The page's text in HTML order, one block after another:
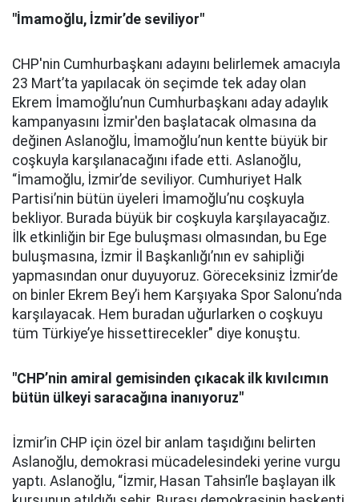
"İmamoğlu, İzmir’de seviliyor"
CHP'nin Cumhurbaşkanı adayını belirlemek amacıyla
23 Mart’ta yapılacak ön seçimde tek aday olan
Ekrem İmamoğlu’nun Cumhurbaşkanı aday adaylık
kampanyasını İzmir'den başlatacak olmasına da
değinen Aslanoğlu, İmamoğlu’nun kentte büyük bir
coşkuyla karşılanacağını ifade etti. Aslanoğlu,
“İmamoğlu, İzmir’de seviliyor. Cumhuriyet Halk
Partisi’nin bütün üyeleri İmamoğlu’nu coşkuyla
bekliyor. Burada büyük bir coşkuyla karşılayacağız.
İlk etkinliğin bir Ege buluşması olmasından, bu Ege
buluşmasına, İzmir İl Başkanlığı’nın ev sahipliği
yapmasından onur duyuyoruz. Göreceksiniz İzmir’de
on binler Ekrem Bey’i hem Karşıyaka Spor Salonu’nda
karşılayacak. Hem buradan uğurlarken o coşkuyu
tüm Türkiye’ye hissettirecekler" diye konuştu.
"CHP’nin amiral gemisinden çıkacak ilk kıvılcımın
bütün ülkeyi saracağına inanıyoruz"
İzmir’in CHP için özel bir anlam taşıdığını belirten
Aslanoğlu, demokrasi mücadelesindeki yerine vurgu
yaptı. Aslanoğlu, “İzmir, Hasan Tahsin’le başlayan ilk